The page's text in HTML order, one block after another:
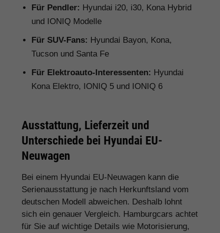
Für Pendler: Hyundai i20, i30, Kona Hybrid
und IONIQ Modelle
Für SUV-Fans: Hyundai Bayon, Kona,
Tucson und Santa Fe
Für Elektroauto-Interessenten: Hyundai
Kona Elektro, IONIQ 5 und IONIQ 6
Ausstattung, Lieferzeit und
Unterschiede bei Hyundai EU-
Neuwagen
Bei einem Hyundai EU-Neuwagen kann die
Serienausstattung je nach Herkunftsland vom
deutschen Modell abweichen. Deshalb lohnt
sich ein genauer Vergleich. Hamburgcars achtet
für Sie auf wichtige Details wie Motorisierung,